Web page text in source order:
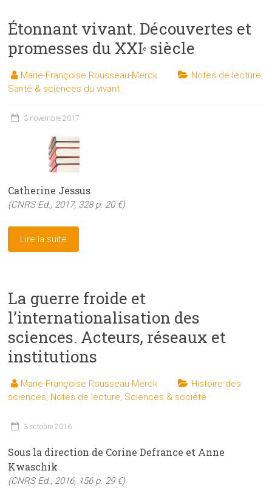
Étonnant vivant. Découvertes et
promesses du XXIe siècle
Marie-Françoise Rousseau-Merck Notes de lecture,
Santé & sciences du vivant
3 novembre 2017
Catherine Jessus
(CNRS Ed., 2017, 328 p. 20 €)
Lire la suite
La guerre froide et
l’internationalisation des
sciences. Acteurs, réseaux et
institutions
Marie-Françoise Rousseau-Merck
Histoire des
sciences, Notes de lecture, Sciences & société
3 octobre 2016
Sous la direction de Corine Defrance et Anne
Kwaschik
(CNRS Ed., 2016, 156 p. 29 €)